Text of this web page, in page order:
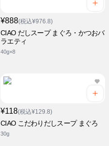
¥888(税込¥976.8)
CIAO だしスープ まぐろ・かつおバ
ラエティ
40g×8
¥118(税込¥129.8)
CIAO こだわりだしスープ まぐろ
30g